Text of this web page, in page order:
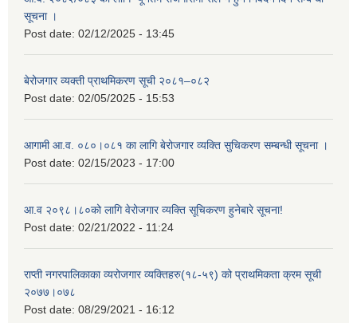
सूचना ।
Post date: 02/12/2025 - 13:45
बेरोजगार व्यक्ती प्राथमिकरण सूची २०८१–०८२
Post date: 02/05/2025 - 15:53
आगामी आ.व. ०८०।०८१ का लागि बेरोजगार व्यक्ति सुचिकरण सम्बन्धी सूचना ।
Post date: 02/15/2023 - 17:00
आ.व २०९८।८०को लागि वेरोजगार व्यक्ति सूचिकरण हुनेबारे सूचना!
Post date: 02/21/2022 - 11:24
राप्ती नगरपालिकाका व्यरोजगार व्यक्तिहरु(१८-५९) को प्राथमिकता क्रम सूची
२०७७।०७८
Post date: 08/29/2021 - 16:12